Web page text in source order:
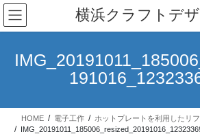
コ
ン
テ
キ
ナ
ビ
ゲ
に
横浜クラフトデ
HOME 電子工作
ホットプレートを利用したリ